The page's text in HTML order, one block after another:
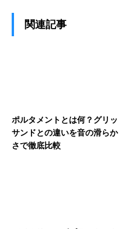
関連記事
ポルタメントとは何？グリッ
サンドとの違いを音の滑らか
さで徹底比較